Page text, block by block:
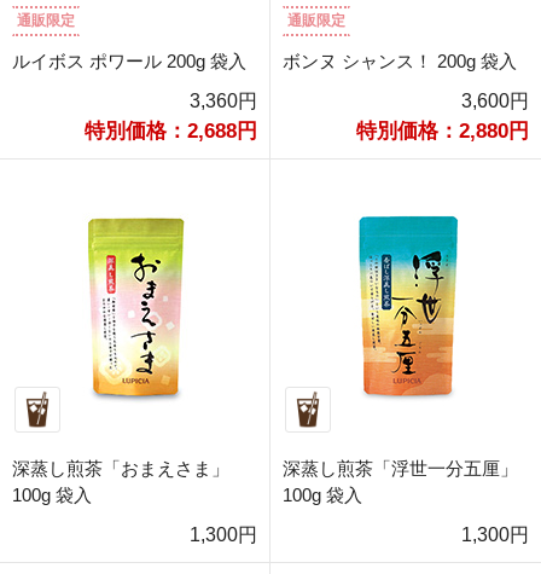
通販限定
ルイボス ポワール 200g 袋入
3,360円
特別価格：2,688円
通販限定
ボンヌ シャンス！ 200g 袋入
3,600円
特別価格：2,880円
深蒸し煎茶「おまえさま」
100g 袋入
1,300円
深蒸し煎茶「浮世一分五厘」
100g 袋入
1,300円